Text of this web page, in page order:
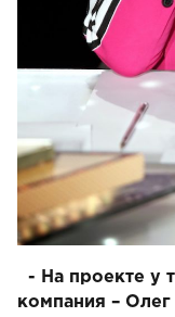
- На проекте у
компания –